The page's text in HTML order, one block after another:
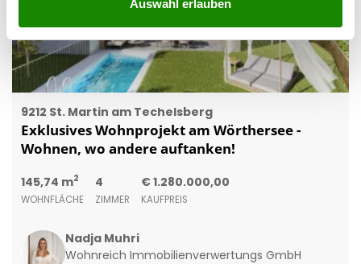
Auswahl erlauben
9212 St. Martin am Techelsberg
Exklusives Wohnprojekt am Wörthersee -
Wohnen, wo andere auftanken!
145,74 m2
WOHNFLÄCHE
4
ZIMMER
€ 1.280.000,00
KAUFPREIS
Nadja Muhri
Wohnreich Immobilienverwertungs GmbH